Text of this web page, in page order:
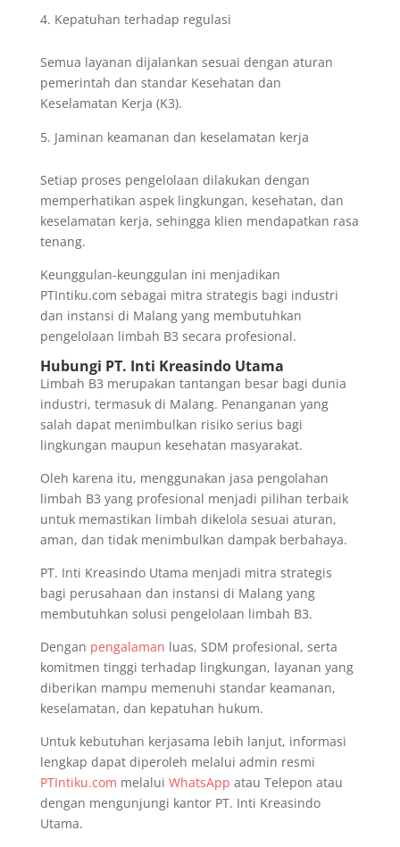
Kepatuhan terhadap regulasi
Semua layanan dijalankan sesuai dengan aturan
pemerintah dan standar Kesehatan dan
Keselamatan Kerja (K3).
Jaminan keamanan dan keselamatan kerja
Setiap proses pengelolaan dilakukan dengan
memperhatikan aspek lingkungan, kesehatan, dan
keselamatan kerja, sehingga klien mendapatkan rasa
tenang.
Keunggulan-keunggulan ini menjadikan
PTIntiku.com sebagai mitra strategis bagi industri
dan instansi di Malang yang membutuhkan
pengelolaan limbah B3 secara profesional.
Hubungi PT. Inti Kreasindo Utama
Limbah B3 merupakan tantangan besar bagi dunia
industri, termasuk di Malang. Penanganan yang
salah dapat menimbulkan risiko serius bagi
lingkungan maupun kesehatan masyarakat.
Oleh karena itu, menggunakan jasa pengolahan
limbah B3 yang profesional menjadi pilihan terbaik
untuk memastikan limbah dikelola sesuai aturan,
aman, dan tidak menimbulkan dampak berbahaya.
PT. Inti Kreasindo Utama menjadi mitra strategis
bagi perusahaan dan instansi di Malang yang
membutuhkan solusi pengelolaan limbah B3.
Dengan pengalaman luas, SDM profesional, serta
komitmen tinggi terhadap lingkungan, layanan yang
diberikan mampu memenuhi standar keamanan,
keselamatan, dan kepatuhan hukum.
Untuk kebutuhan kerjasama lebih lanjut, informasi
lengkap dapat diperoleh melalui admin resmi
PTIntiku.com melalui WhatsApp atau Telepon atau
dengan mengunjungi kantor PT. Inti Kreasindo
Utama.